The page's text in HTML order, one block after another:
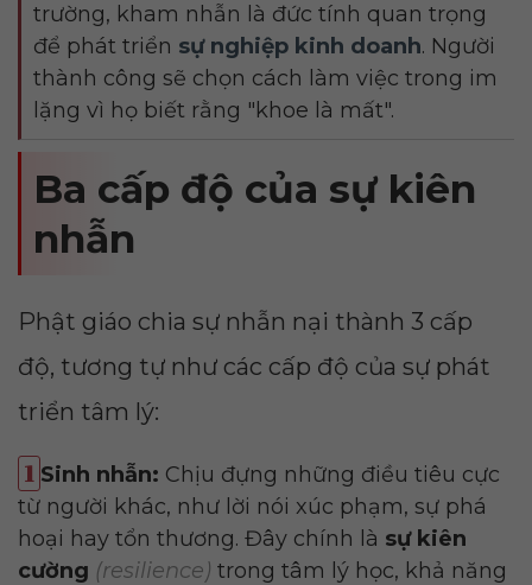
trường, kham nhẫn là đức tính quan trọng
để phát triển sự nghiệp kinh doanh. Người
thành công sẽ chọn cách làm việc trong im
lặng vì họ biết rằng "khoe là mất".
Ba cấp độ của sự kiên
nhẫn
Phật giáo chia sự nhẫn nại thành 3 cấp
độ, tương tự như các cấp độ của sự phát
triển tâm lý:
Sinh nhẫn: Chịu đựng những điều tiêu cực
từ người khác, như lời nói xúc phạm, sự phá
hoại hay tổn thương. Đây chính là sự kiên
cường (resilience) trong tâm lý học, khả năng